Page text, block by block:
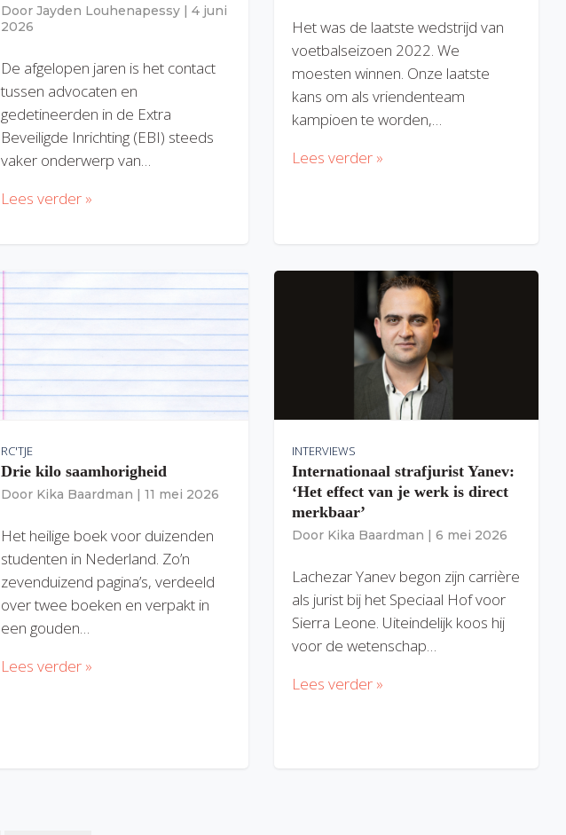
Door Jayden Louhenapessy | 4 juni
2026
De afgelopen jaren is het contact
tussen advocaten en
gedetineerden in de Extra
Beveiligde Inrichting (EBI) steeds
vaker onderwerp van…
Lees verder »
Het was de laatste wedstrijd van
voetbalseizoen 2022. We
moesten winnen. Onze laatste
kans om als vriendenteam
kampioen te worden,…
Lees verder »
RC'TJE
Drie kilo saamhorigheid
Door Kika Baardman | 11 mei 2026
Het heilige boek voor duizenden
studenten in Nederland. Zo’n
zevenduizend pagina’s, verdeeld
over twee boeken en verpakt in
een gouden…
Lees verder »
INTERVIEWS
Internationaal strafjurist Yanev:
‘Het effect van je werk is direct
merkbaar’
Door Kika Baardman | 6 mei 2026
Lachezar Yanev begon zijn carrière
als jurist bij het Speciaal Hof voor
Sierra Leone. Uiteindelijk koos hij
voor de wetenschap…
Lees verder »